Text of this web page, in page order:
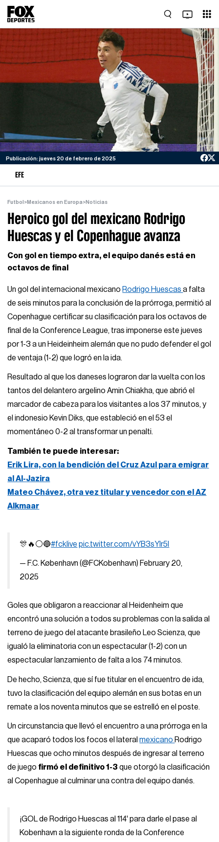
Publicación: jueves 20 de febrero de 2025
EFE
Futbol >Mexicanos en Europa>Noticias
Heroico gol del mexicano Rodrigo
Huescas y el Copenhague avanza
Con gol en tiempo extra, el equipo danés está en
octavos de final
Un gol del internacional mexicano Rodrigo Huescasa falta
de seis minutos para la conclusión de la prórroga, permitió al
Copenhague certificar su clasificación para los octavos de
final de la Conference League, tras imponerse este jueves
por 1-3 a un Heideinheim alemán que no pudo defender el gol
de ventaja (1-2) que logró en la ida.
Resultado al que los daneses lograron dar la vuelta con los
tantos del delantero argelino Amin Chiakha, que abrió el
marcador de cabeza para los visitantes a los 37 minutos, y
el indonesio Kevin Diks, que estableció en el 53 el
momentáneo 0-2 al transformar un penalti.
También te puede interesar:
Erik Lira, con la bendición del Cruz Azul para emigrar
al Al-Jazira
Mateo Chávez, otra vez titular y vencedor con el AZ
Alkmaar
🎊🔥⚪️🔵#fcklive pic.twitter.com/vYB3sYIr5l
— F.C. København (@FCKobenhavn) February 20,
2025
Goles que obligaron a reaccionar al Heidenheim que
encontró una solución a todos su problemas con la salida al
terreno de juego del atacante brasileño Leo Scienza, que
igualó la eliminatoria con un espectacular (1-2) con un
espectacular lanzamiento de falta a los 74 minutos.
De hecho, Scienza, que sí fue titular en el encuentro de ida,
tuvo la clasificación del equipo alemán en sus botas en un
remate a los noventa minutos que se estrelló en el poste.
Un circunstancia que llevó el encuentro a una prórroga en la
que acaparó todos los focos el lateralmexicano Rodrigo
Huescas que ocho minutos después de ingresar al terreno
de juego firmó el definitivo 1-3 que otorgó la clasificación
al Copenhague al culminar una contra del equipo danés.
¡GOL de Rodrigo Huescas al 114' para darle el pase al
Kobenhavn a la siguiente ronda de la Conference